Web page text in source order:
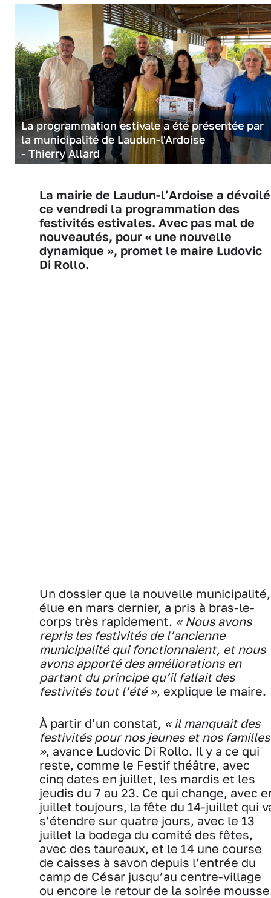
La programmation estivale a été présentée par
la municipalité de Laudun-l'Ardoise
- Thierry Allard
La mairie de Laudun-l’Ardoise a dévoilé
ce vendredi la programmation des
festivités estivales. Avec pas mal de
nouveautés, pour « une nouvelle
dynamique », promet le maire Ludovic
Di Rollo.
Un dossier que la nouvelle municipalité,
élue en mars dernier, a pris à bras-le-
corps très rapidement. « Nous avons
repris les festivités de l’ancienne
municipalité qui fonctionnaient, et nous
avons apporté des améliorations en
partant du principe qu’il fallait des
festivités tout l’été », explique le maire.
À partir d’un constat, « il manquait des
festivités pour nos jeunes et nos familles
», avance Ludovic Di Rollo. Il y a ce qui
reste, comme le Festif théâtre, avec
cinq dates en juillet, les mardis et les
jeudis du 7 au 23. Ce qui change, avec
juillet toujours, la fête du 14-juillet qui
s’étendre sur quatre jours, avec le 13
juillet la bodega du comité des fêtes,
avec des taureaux, et le 14 une course
de caisses à savon depuis l’entrée du
camp de César jusqu’au centre-village
ou encore le retour de la soirée